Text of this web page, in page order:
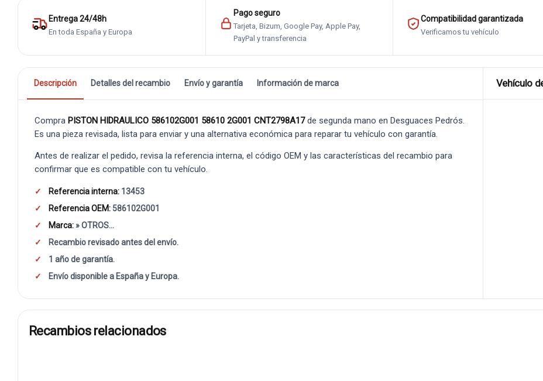
Entrega 24/48h
En toda España y Europa
Pago seguro
Tarjeta, Bizum, Google Pay, Apple Pay,
PayPal y transferencia
Compatibilidad garantizada
Verificamos tu vehículo
Descripción Detalles del recambio Envío y garantía Información de marca
Compra PISTON HIDRAULICO 586102G001 58610 2G001 CNT2798A17de segunda mano en Desguaces Pedrós.
Es una pieza revisada, lista para enviar y una alternativa económica para reparar tu vehículo con garantía.
Antes de realizar el pedido, revisa la referencia interna, el código OEM y las características del recambio para
confirmar que es compatible con tu vehículo.
Referencia interna: 13453
Referencia OEM: 586102G001
Marca:» OTROS...
Recambio revisado antes del envío.
1 año de garantía.
Envío disponible a España y Europa.
Vehículo
Recambios relacionados